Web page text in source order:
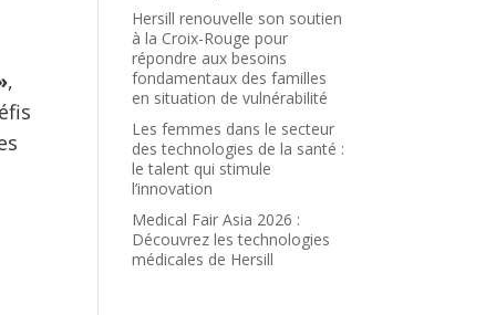
,
Hersill renouvelle son soutien
à la Croix-Rouge pour
répondre aux besoins
fondamentaux des familles
en situation de vulnérabilité
Les femmes dans le secteur
des technologies de la santé :
le talent qui stimule
l’innovation
Medical Fair Asia 2026 :
Découvrez les technologies
médicales de Hersill